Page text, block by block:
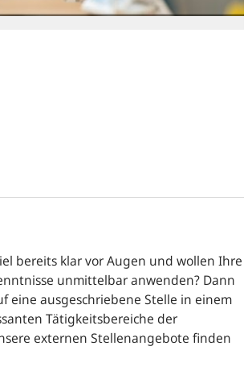
bereits klar vor Augen und wollen Ihre
unmittelbar anwenden? Dann
eine ausgeschriebene Stelle in einem
Tätigkeitsbereiche der
externen Stellenangebote finden